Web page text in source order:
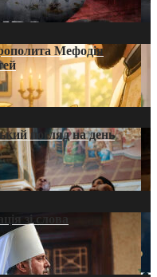
Мефодія
погляд на день
зі слова